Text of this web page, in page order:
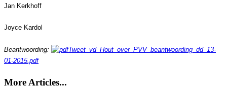
Jan Kerkhoff
Joyce Kardol
Beantwoording:
Tweet_vd_Hout_over_PVV_beantwoording_dd_13-
01-2015.pdf
More Articles...